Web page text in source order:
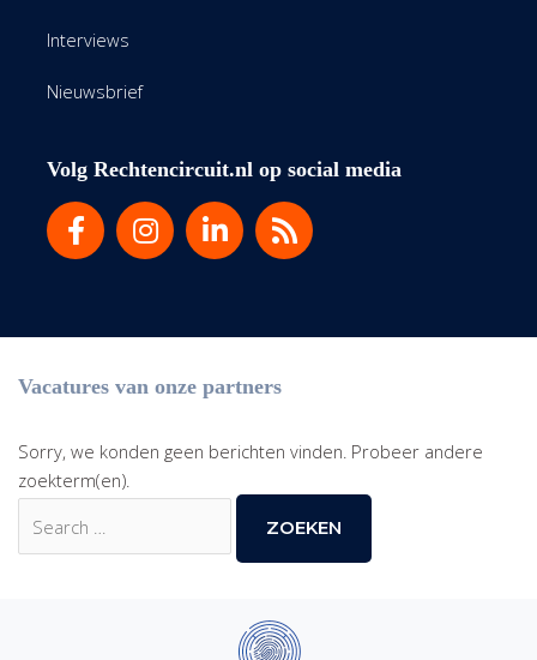
Interviews
Nieuwsbrief
Volg Rechtencircuit.nl op social media
Vacatures van onze partners
Sorry, we konden geen berichten vinden. Probeer andere
zoekterm(en).
Zoek
naar: